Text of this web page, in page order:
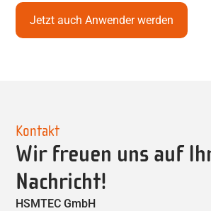
Jetzt auch Anwender werden
Kontakt
Wir freuen uns auf
Nachricht!
HSMTEC GmbH